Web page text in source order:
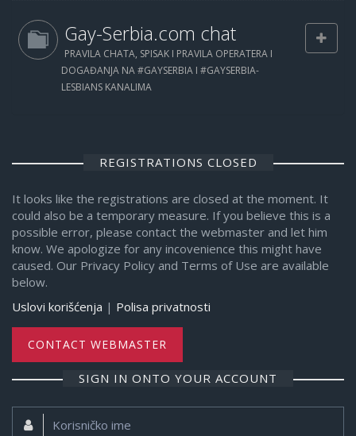
Gay-Serbia.com chat
PRAVILA CHATA, SPISAK I PRAVILA OPERATERA I
DOGAĐANJA NA #GAYSERBIA I #GAYSERBIA-
LESBIANS KANALIMA
REGISTRATIONS CLOSED
It looks like the registrations are closed at the moment. It
could also be a temporary measure. If you believe this is a
possible error, please contact the webmaster and let him
know. We apologize for any incovenience this might have
caused. Our Privacy Policy and Terms of Use are available
below.
Uslovi korišćenja | Polisa privatnosti
CONTACT WEBMASTER
SIGN IN ONTO YOUR ACCOUNT
Korisničko